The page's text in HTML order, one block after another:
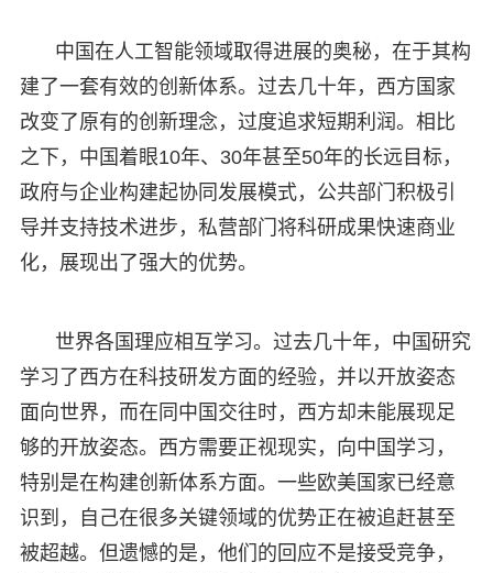
中国在人工智能领域取得进展的奥秘，在于其构
建了一套有效的创新体系。过去几十年，西方国家
改变了原有的创新理念，过度追求短期利润。相比
之下，中国着眼10年、30年甚至50年的长远目标，
政府与企业构建起协同发展模式，公共部门积极引
导并支持技术进步，私营部门将科研成果快速商业
化，展现出了强大的优势。
世界各国理应相互学习。过去几十年，中国研究
学习了西方在科技研发方面的经验，并以开放姿态
面向世界，而在同中国交往时，西方却未能展现足
够的开放姿态。西方需要正视现实，向中国学习，
特别是在构建创新体系方面。一些欧美国家已经意
识到，自己在很多关键领域的优势正在被追赶甚至
被超越。但遗憾的是，他们的回应不是接受竞争，